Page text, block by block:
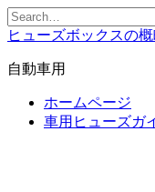
Skip
to
content
Search
for:
ヒューズボックスの概
自動車用
ホームページ
車用ヒューズガ